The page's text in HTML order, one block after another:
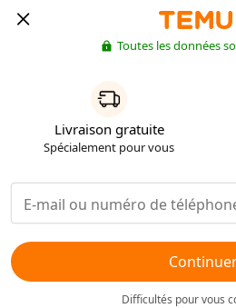
Toutes les données
Livraison gratuite
Spécialement pour vous
Difficultés pour vous